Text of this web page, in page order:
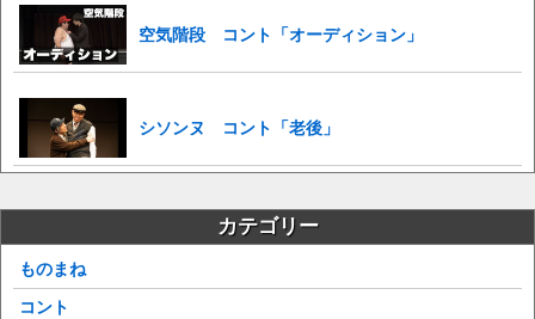
空気階段 コント「オーディション」
シソンヌ コント「老後」
カテゴリー
ものまね
コント